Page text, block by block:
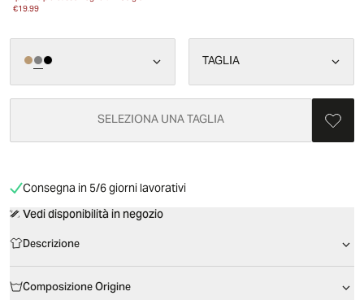
€19.99
TAGLIA
SELEZIONA UNA TAGLIA
Consegna in 5/6 giorni lavorativi
Vedi disponibilità in negozio
Descrizione
Composizione Origine